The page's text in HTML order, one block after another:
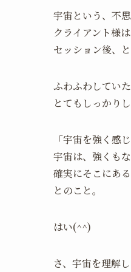
宇宙という、不
クライアント様は
セッション後、
ふわふわしてい
とてもしっかり
「宇宙を強く感
宇宙は、強くも
確実にそこにあ
とのこと。
はい(^^)
さ、宇宙を理解